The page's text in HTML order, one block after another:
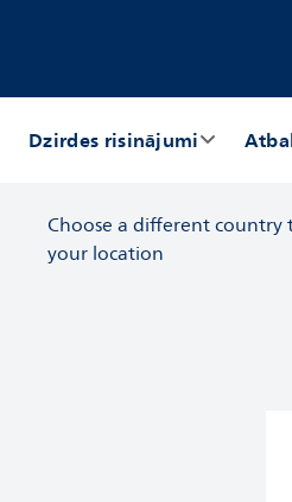
Dzirdes risinājumi
Choose a different country
your location